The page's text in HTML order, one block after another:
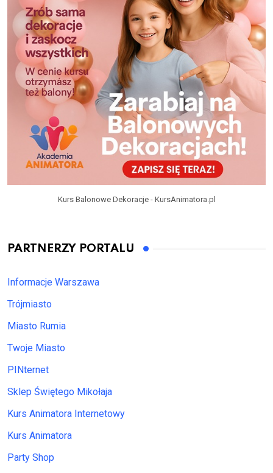
Kurs Balonowe Dekoracje - KursAnimatora.pl
PARTNERZY PORTALU
Informacje Warszawa
Trójmiasto
Miasto Rumia
Twoje Miasto
PINternet
Sklep Świętego Mikołaja
Kurs Animatora Internetowy
Kurs Animatora
Party Shop